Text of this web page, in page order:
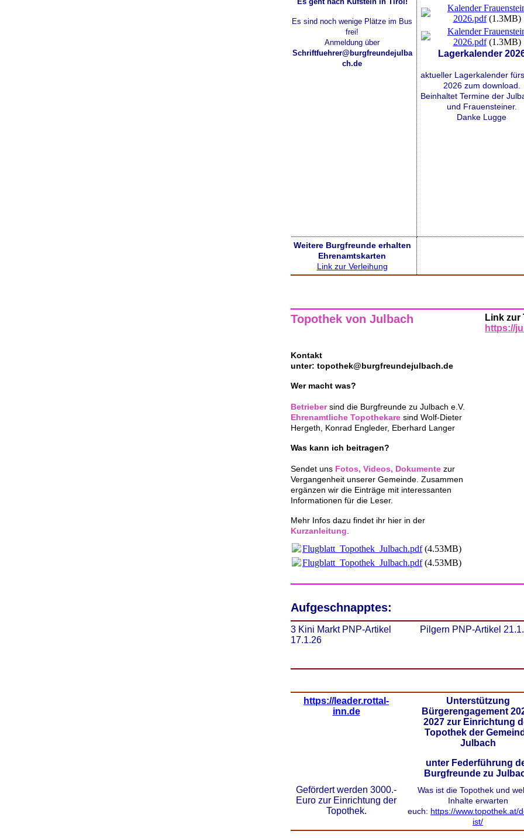
Es sind noch wenige Plätze im Bus
frei!
Anmeldung über
Schriftfuehrer@burgfreundejulba
ch.de
Kalender
2026.pdf(1.3MB)
Kalender
2026.pdf(1.3MB)
Lagerkalender
aktueller Lagerkalender
2026 zum download.
Beinhaltet Termine der
und Frauensteiner.
Danke Lugge
Weitere Burgfreunde erhalten
Ehrenamtskarten
Link zur Verleihung
Topothek von Julbach
Link
https://
Kontakt
unter: topothek@burgfreundejulbach.de
Wer macht was?
Betrieber sind die Burgfreunde zu Julbach e.V.
Ehrenamtliche Topothekare sind Wolf-Dieter
Hergeth, Konrad Engleder, Eberhard Langer
Was kann ich beitragen?
Sendet uns Fotos, Videos, Dokumente zur
Vergangenheit unserer Gemeinde. Zusammen
ergänzen wir die Einträge mit interessanten
Informationen für die Leser.
Mehr Infos dazu findet ihr hier in der
Kurzanleitung
Flugblatt_Topothek_Julbach.pdf(4.53MB)
Flugblatt_Topothek_Julbach.pdf(4.53MB)
Aufgeschnapptes:
3 Kini Markt PNP-Artikel
17.1.26
Pilgern PNP-Artikel
https://leader.rottal-
inn.de
Unterstützung
Bürgerengagement
2027 zur Einrichtung
Topothek der
Julbach
unter Federführung
Burgfreunde zu
Gefördert werden 3000.-
Euro zur Einrichtung der
Topothek.
Was ist die Topothek und
Inhalte erwarten
euch: https://www.topothek.at/
ist/